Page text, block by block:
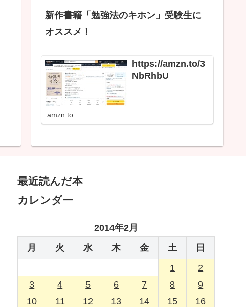
新作書籍「勉強法のキホン」受験生に
オススメ！
https://amzn.to/3
NbRhbU
amzn.to
最近読んだ本
カレンダー
2014年2月
月
火 水 木 金 土
日
1
2
3
4 5 6 7 8
9
10
11 12 13 14 15 16